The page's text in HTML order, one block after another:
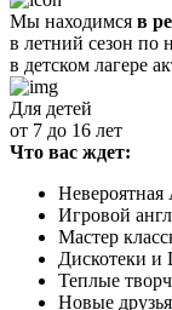
Мы находимся в
в летний сезон по
в детском лагере
Для детей
от 7 до 16 лет
Что вас ждет:
Невероятная
Игровой
Мастер
Дискотеки
Теплые
Новые друзья